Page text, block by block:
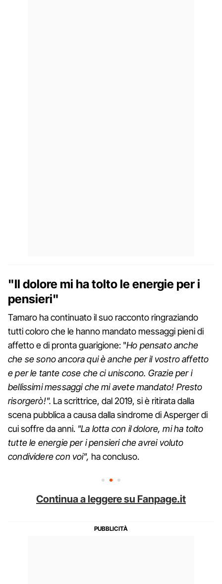
"Il dolore mi ha tolto le energie per i
pensieri"
Tamaro ha continuato il suo racconto ringraziando
tutti coloro che le hanno mandato messaggi pieni di
affetto e di pronta guarigione: "Ho pensato anche
che se sono ancora qui è anche per il vostro affetto
e per le tante cose che ci uniscono. Grazie per i
bellissimi messaggi che mi avete mandato! Presto
risorgerò!". La scrittrice, dal 2019, si è ritirata dalla
scena pubblica a causa dalla sindrome di Asperger di
cui soffre da anni. "La lotta con il dolore, mi ha tolto
tutte le energie per i pensieri che avrei voluto
condividere con voi", ha concluso.
Continua a leggere su Fanpage.it